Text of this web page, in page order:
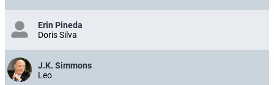
Erin Pineda
Doris Silva
J.K. Simmons
Leo